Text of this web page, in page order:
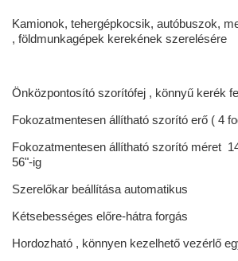
Kamionok, tehergépkocsik, autóbuszok,
, földmunkagépek kerekének szerelésére
Önközpontosító szorítófej , könnyű kerék
Fokozatmentesen állítható szorító erő ( 4
Fokozatmentesen állítható szorító méret
56"-ig
Szerelőkar beállítása automatikus
Kétsebességes előre-hátra forgás
Hordozható , könnyen kezelhető vezérlő